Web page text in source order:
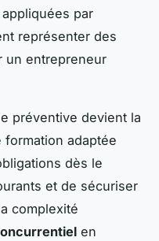
par
représenter des
un entrepreneur
préventive devient la
adaptée
dès le
et de sécuriser
complexité
en